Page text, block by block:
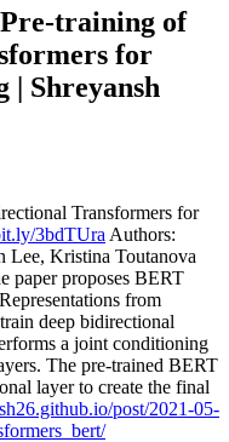
training of
for
| Shreyansh
Transformers for
3bdTUra Authors:
Lee, Kristina Toutanova
paper proposes BERT
from
deep bidirectional
a joint conditioning
The pre-trained BERT
layer to create the final
post/2021-05-